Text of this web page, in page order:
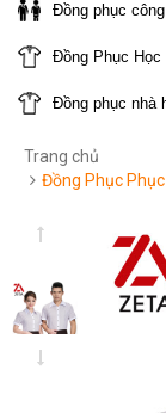
Đồng phục
Đồng Phục Học
Đồng phục nhà
Trang chủ
Đồng Phục